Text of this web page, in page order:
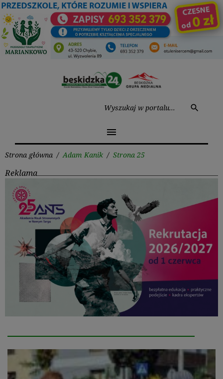
Przejdź
do
treści
search
menu
Strona główna / Adam Kanik / Strona 25
Reklama
Kanik